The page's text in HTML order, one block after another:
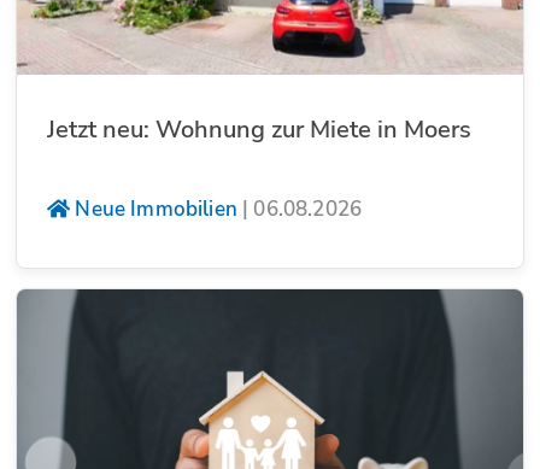
Jetzt neu: Wohnung zur Miete in Moers
Neue Immobilien | 06.08.2026